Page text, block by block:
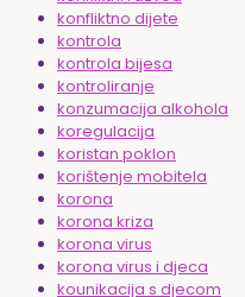
konfliktno dijete
kontrola
kontrola bijesa
kontroliranje
konzumacija alkohola
koregulacija
koristan poklon
korištenje mobitela
korona
korona kriza
korona virus
korona virus i djeca
kounikacija s djecom